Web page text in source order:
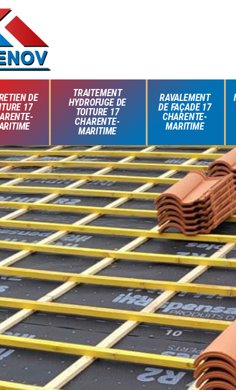
DE
17
TRAITEMENT
HYDROFUGE DE
TOITURE 17
CHARENTE-
MARITIME
RAVALEMENT
DE FAÇADE 17
CHARENTE-
MARITIME